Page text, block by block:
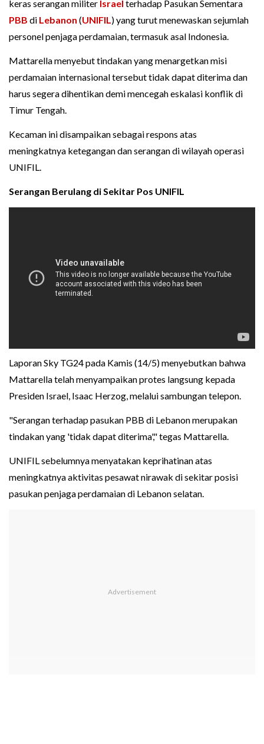
keras serangan militer Israel terhadap Pasukan Sementara
PBB di Lebanon (UNIFIL) yang turut menewaskan sejumlah
personel penjaga perdamaian, termasuk asal Indonesia.
Mattarella menyebut tindakan yang menargetkan misi
perdamaian internasional tersebut tidak dapat diterima dan
harus segera dihentikan demi mencegah eskalasi konflik di
Timur Tengah.
Kecaman ini disampaikan sebagai respons atas
meningkatnya ketegangan dan serangan di wilayah operasi
UNIFIL.
Serangan Berulang di Sekitar Pos UNIFIL
Laporan Sky TG24 pada Kamis (14/5) menyebutkan bahwa
Mattarella telah menyampaikan protes langsung kepada
Presiden Israel, Isaac Herzog, melalui sambungan telepon.
"Serangan terhadap pasukan PBB di Lebanon merupakan
tindakan yang 'tidak dapat diterima'," tegas Mattarella.
UNIFIL sebelumnya menyatakan keprihatinan atas
meningkatnya aktivitas pesawat nirawak di sekitar posisi
pasukan penjaga perdamaian di Lebanon selatan.